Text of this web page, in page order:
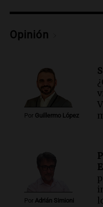
Audio.
Panorama Federal
Episodios
Audio.Una mujer
un accidente en
García
El Tesoro
billones de
liquidez de 4
Episodios
Opinión
Por Guillermo López
Por Adrián Simioni